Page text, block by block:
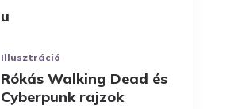
Illusztráció
Rókás Walking Dead és
Cyberpunk rajzok